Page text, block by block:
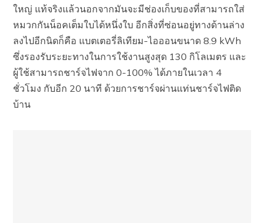
ใหญ่ แท้จริงแล้วนอกจากมันจะมีช่องเก็บของที่สามารถใส่
หมวกกันน็อคเต็มใบได้หนึ่งใบ อีกสิ่งที่ซ่อนอยู่ทางด้านล่าง
ลงไปอีกนิดก็คือ แบตเตอรี่ลิเทียม-ไอออนขนาด 8.9 kWh
ซึ่งรองรับระยะทางในการใช้งานสูงสุด 130 กิโลเมตร และ
ผู้ใช้สามารถชาร์จไฟจาก 0-100% ได้ภายในเวลา 4
ชั่วโมง กับอีก 20 นาที ด้วยการชาร์จผ่านแท่นชาร์จไฟติด
บ้าน